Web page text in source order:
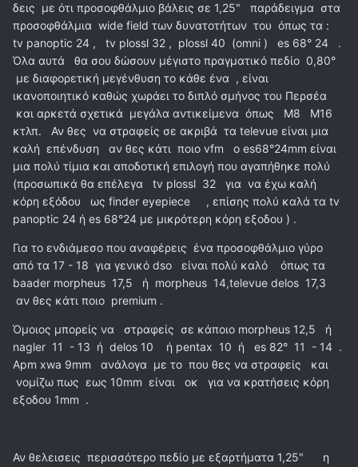
δεις με ότι προσοφθάλμιο βάλεις σε 1,25" παράδειγμα στα
προσοφθάλμια wide field των δυνατοτήτων του όπως τα :
tv panoptic 24 , tv plossl 32 , plossl 40 (omni ) es 68° 24 .
Όλα αυτά θα σου δώσουν μέγιστο πραγματικό πεδίο 0,80°
με διαφορετική μεγένθυση το κάθε ένα , είναι
ικανοποιητικό καθώς χωράει το διπλό σμήνος του Περσέα
και αρκετά σχετικά μεγάλα αντικείμενα όπως Μ8 Μ16
κτλπ. Αν θες να στραφείς σε ακριβά τα televue είναι μια
καλή επένδυση αν θες κάτι ποιο vfm o es68°24mm είναι
μια πολύ τίμια και αποδοτική επιλογή που αγαπήθηκε πολύ
(προσωπικά θα επέλεγα tv plossl 32 για να έχω καλή
κόρη εξόδου ως finder eyepiece , επίσης πολύ καλά τα tv
panoptic 24 ή es 68°24 με μικρότερη κόρη εξοδου ) .
Για το ενδιάμεσο που αναφέρεις ένα προσοφθάλμιο γύρο
από τα 17 - 18 για γενικό dso είναι πολύ καλό όπως τα
baader morpheus 17,5 ή morpheus 14,televue delos 17,3
αν θες κάτι ποιο premium .
Όμοιος μπορείς να στραφείς σε κάποιο morpheus 12,5 ή
nagler 11 - 13 ή delos 10 ή pentax 10 ή es 82° 11 - 14 .
Apm xwa 9mm ανάλογα με το που θες να στραφείς και
νομίζω πως εως 10mm είναι οκ για να κρατήσεις κόρη
εξοδου 1mm .
Αν θελεισεις περισσότερο πεδίο με εξαρτήματα 1,25" η